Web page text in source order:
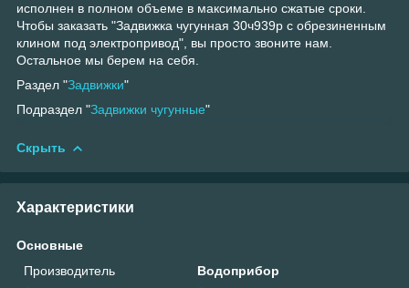
исполнен в полном объеме в максимально сжатые сроки.
Чтобы заказать "Задвижка чугунная 30ч939р с обрезиненным
клином под электропривод", вы просто звоните нам.
Остальное мы берем на себя.
Раздел "Задвижки"
Подраздел "Задвижки чугунные"
Скрыть
Характеристики
Основные
Производитель
Водоприбор